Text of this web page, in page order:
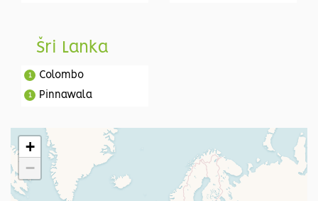
Šri Lanka
Colombo
1
Pinnawala
1
Polonnaruwa
1
Matale
Kandy
Nuwara Eliya
+
−